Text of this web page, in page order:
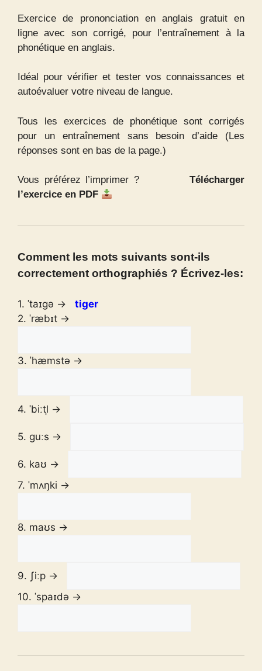
Exercice de prononciation en anglais gratuit en
ligne avec son corrigé, pour l’entraînement à la
phonétique en anglais.
Idéal pour vérifier et tester vos connaissances et
autoévaluer votre niveau de langue.
Tous les exercices de phonétique sont corrigés
pour un entraînement sans besoin d’aide (Les
réponses sont en bas de la page.)
Vous préférez l’imprimer ? Télécharger
l’exercice en PDF
Comment les mots suivants sont-ils
correctement orthographiés ? Écrivez-les:
1. ˈtaɪɡə → tiger
2. ˈræbɪt →
3. ˈhæmstə →
4. ˈbiːtl̩ →
5. guːs →
6. kaʊ →
7. ˈmʌŋki →
8. maʊs →
9. ʃiːp →
10. ˈspaɪdə →